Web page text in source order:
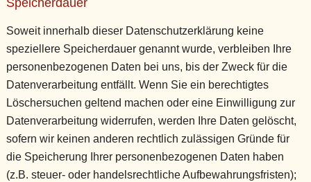
Soweit innerhalb dieser Datenschutzerklärung keine
speziellere Speicherdauer genannt wurde, verbleiben Ihre
personenbezogenen Daten bei uns, bis der Zweck für die
Datenverarbeitung entfällt. Wenn Sie ein berechtigtes
Löschersuchen geltend machen oder eine Einwilligung zur
Datenverarbeitung widerrufen, werden Ihre Daten gelöscht,
sofern wir keinen anderen rechtlich zulässigen Gründe für
die Speicherung Ihrer personenbezogenen Daten haben
(z.B. steuer- oder handelsrechtliche Aufbewahrungsfristen);